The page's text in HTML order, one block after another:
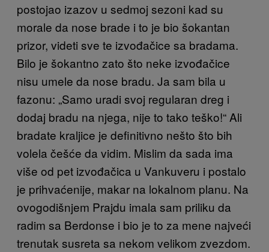
postojao izazov u sedmoj sezoni kad su
morale da nose brade i to je bio šokantan
prizor, videti sve te izvođačice sa bradama.
Bilo je šokantno zato što neke izvođačice
nisu umele da nose bradu. Ja sam bila u
fazonu: „Samo uradi svoj regularan dreg i
dodaj bradu na njega, nije to tako teško!“ Ali
bradate kraljice je definitivno nešto što bih
volela češće da vidim. Mislim da sada ima
više od pet izvođačica u Vankuveru i postalo
je prihvaćenije, makar na lokalnom planu. Na
ovogodišnjem Prajdu imala sam priliku da
radim sa Berdonse i bio je to za mene najveći
trenutak susreta sa nekom velikom zvezdom.